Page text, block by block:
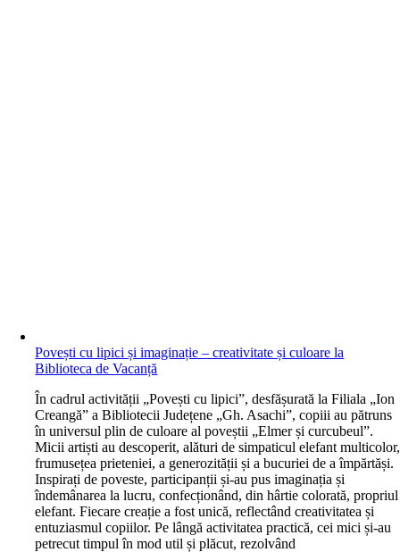
Povești cu lipici și imaginație – creativitate și culoare la
Biblioteca de Vacanță
În cadrul activității „Povești cu lipici”, desfășurată la Filiala „Ion
Creangă” a Bibliotecii Județene „Gh. Asachi”, copiii au pătruns
în universul plin de culoare al poveștii „Elmer și curcubeul”.
Micii artiști au descoperit, alături de simpaticul elefant multicolor,
frumusețea prieteniei, a generozității și a bucuriei de a împărtăși.
Inspirați de poveste, participanții și-au pus imaginația și
îndemânarea la lucru, confecționând, din hârtie colorată, propriul
elefant. Fiecare creație a fost unică, reflectând creativitatea și
entuziasmul copiilor. Pe lângă activitatea practică, cei mici și-au
petrecut timpul în mod util și plăcut, rezolvând